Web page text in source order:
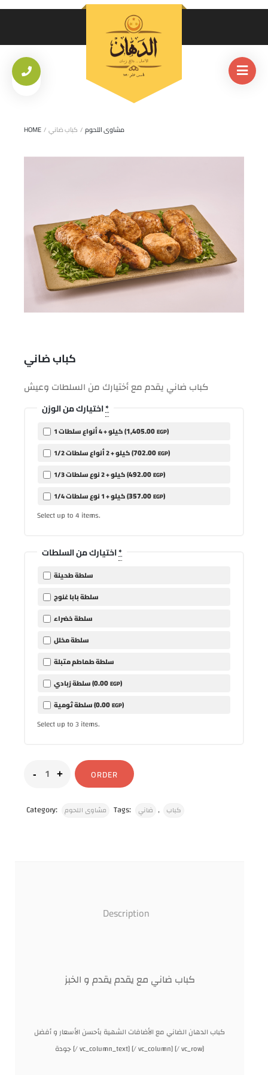
HOME / مشاوى اللحوم / كباب ضاني
كباب ضاني
كباب ضاني يقدم مع أختيارك من السلطات وعيش
*
1 كيلو + 4 أنواع سلطات (1,405.00EGP)
1/2 كيلو + 2 أنواع سلطات (702.00EGP)
1/3 كيلو + 2 نوع سلطات (492.00EGP)
1/4 كيلو + 1 نوع سلطات (357.00EGP)
Select up to4 items.
*
سلطة طحينة
سلطة بابا غنوج
سلطة خضراء
سلطة مخلل
سلطة طماطم متبلة
سلطة زبادي (0.00EGP)
سلطة ثومية (0.00EGP)
Select up to3 items.
ORDER
Category: مشاوى اللحوم Tags: ضاني , كباب
Description
كباب ضاني مع يقدم يقدم و الخبز
كباب الدهان الضاني مع الأضافات الشهية بأحسن الأسعار و أفضل
جودة [/ vc_column_text] [/ vc_column] [/ vc_row]